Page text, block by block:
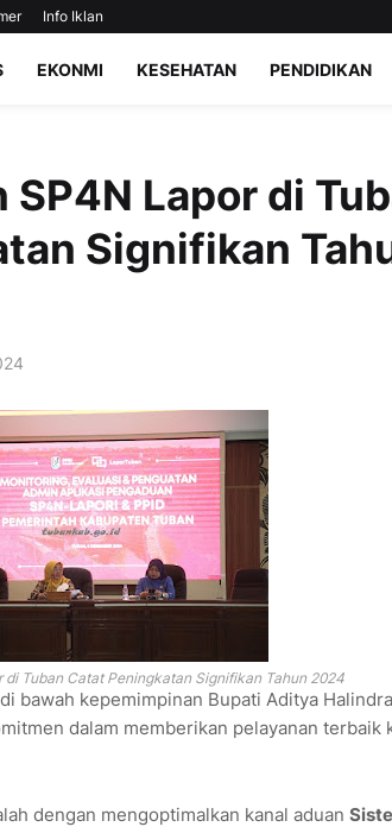
Info Iklan
EKONMI KESEHATAN PENDIDIKAN
SP4N Lapor di
Signifikan
di Tuban Catat Peningkatan Signifikan Tahun 2024
bawah kepemimpinan Bupati Aditya Halindra
dalam memberikan pelayanan terbaik
dengan mengoptimalkan kanal aduan